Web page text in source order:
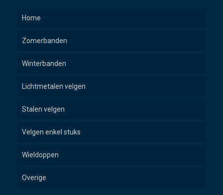
Home
Zomerbanden
Winterbanden
Lichtmetalen velgen
Stalen velgen
Velgen enkel stuks
Wieldoppen
Overige